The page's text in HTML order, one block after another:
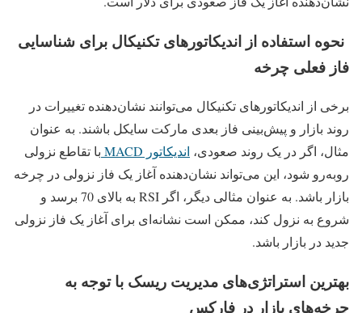
نحوه استفاده از اندیکاتورهای تکنیکال برای شناسایی
فاز فعلی چرخه
برخی از اندیکاتورهای تکنیکال می‌توانند نشان‌دهنده تغییرات در
روند بازار و پیش‌بینی فاز بعدی مارکت سایکل باشند. به عنوان
مثال، اگر در یک روند صعودی، اندیکاتور MACD
با تقاطع نزولی
روبه‌رو شود، این می‌تواند نشان‌دهنده آغاز یک فاز نزولی در چرخه
بازار باشد. به عنوان مثالی دیگر، اگر RSI به بالای 70 برسد و
شروع به نزول کند، ممکن است نشانه‌ای برای آغاز یک فاز نزولی
جدید در بازار باشد.
بهترین استراتژی‌های مدیریت ریسک با توجه به
چرخه‌های بازار در فارکس